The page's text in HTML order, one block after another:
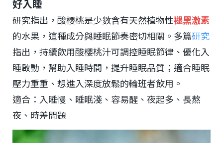
好入睡
研究指出，酸櫻桃是少數含有天然植物性褪黑激素
的水果，這種成分與睡眠節奏密切相關。多篇研究
指出，持續飲用酸櫻桃汁可調控睡眠節律、優化入
睡啟動，幫助入睡時間，提升睡眠品質；適合睡眠
壓力重重、想進入深度放鬆的輪班者飲用。
適合：入睡慢、睡眠淺、容易醒、夜起多、長熬
夜、時差問題